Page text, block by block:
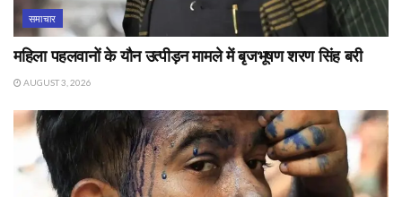
समाचार
महिला पहलवानों के यौन उत्पीड़न मामले में बृजभूषण शरण सिंह बरी
AUGUST 3, 2026